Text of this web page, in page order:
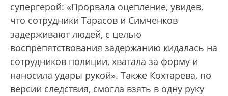
супергерой: «Прорвала оцепление, увидев,
что сотрудники Тарасов и Симченков
задерживают людей, с целью
воспрепятствования задержанию кидалась на
сотрудников полиции, хватала за форму и
наносила удары рукой». Также Кохтарева, по
версии следствия, смогла взять в одну руку